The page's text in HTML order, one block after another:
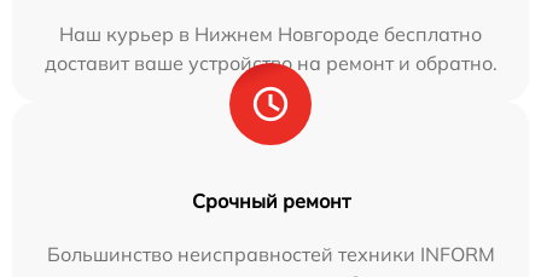
Наш курьер в Нижнем Новгороде бесплатно
доставит ваше устройство на ремонт и обратно.
Срочный ремонт
Большинство неисправностей техники INFORM